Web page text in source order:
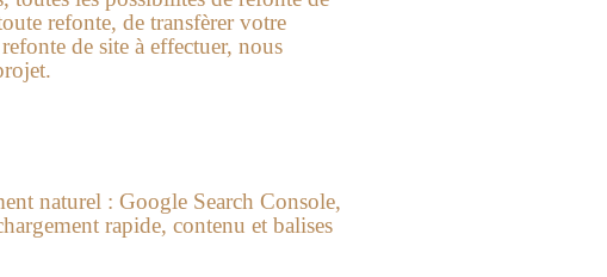
refonte, de transfèrer votre
de site à effectuer, nous
naturel : Google Search Console,
rapide, contenu et balises